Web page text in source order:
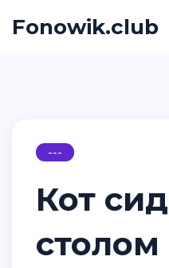
Fonowik.club
---
Кот
столом